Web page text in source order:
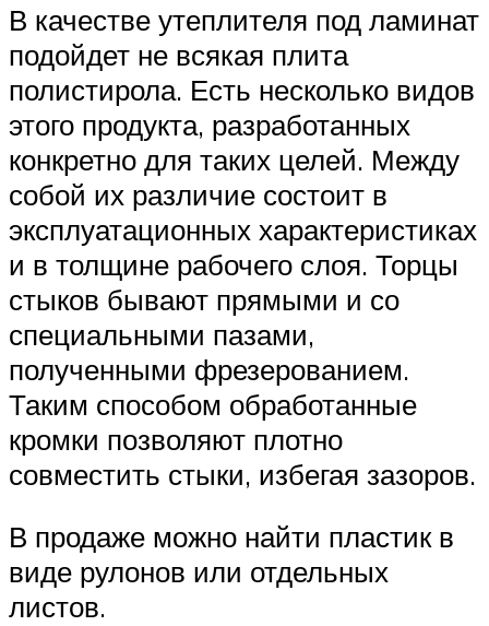
В качестве утеплителя под ламинат
подойдет не всякая плита
полистирола. Есть несколько видов
этого продукта, разработанных
конкретно для таких целей. Между
собой их различие состоит в
эксплуатационных характеристиках
и в толщине рабочего слоя. Торцы
стыков бывают прямыми и со
специальными пазами,
полученными фрезерованием.
Таким способом обработанные
кромки позволяют плотно
совместить стыки, избегая зазоров.
В продаже можно найти пластик в
виде рулонов или отдельных
листов.